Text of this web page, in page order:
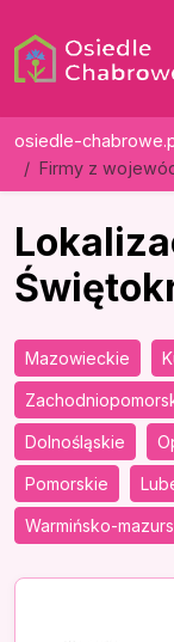
osiedle-
Firmy z
Mazowieckie
Dolnośląskie
Pomorskie
Warmińsko-